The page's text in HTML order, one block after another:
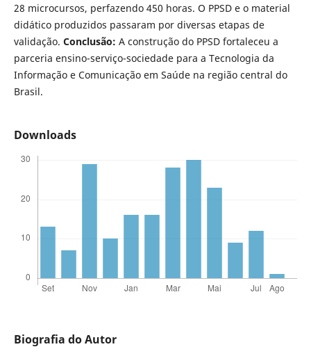
28 microcursos, perfazendo 450 horas. O PPSD e o material
didático produzidos passaram por diversas etapas de
validação. Conclusão: A construção do PPSD fortaleceu a
parceria ensino-serviço-sociedade para a Tecnologia da
Informação e Comunicação em Saúde na região central do
Brasil.
Downloads
Biografia do Autor